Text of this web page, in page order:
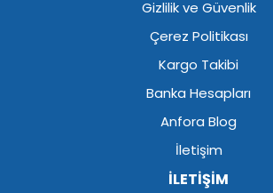
Gizlilik ve Güvenlik
Çerez Politikası
Kargo Takibi
Banka Hesapları
Anfora Blog
İletişim
İLETİŞİM